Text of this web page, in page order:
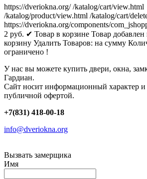
https://dveriokna.org/ /katalog/cart/view.html
/katalog/product/view.html /katalog/cart/
https://dveriokna.org/components/
2 руб. ✔ Товар в корзине Товар добавлен
корзину Удалить Товаров: на сумму
ограничено !
У нас вы можете купить двери, окна,
Гардиан.
Сайт носит информационный характер и
публичной офертой.
+7(831) 418-00-18
info@dveriokna.org
Вызвать замерщика
Имя